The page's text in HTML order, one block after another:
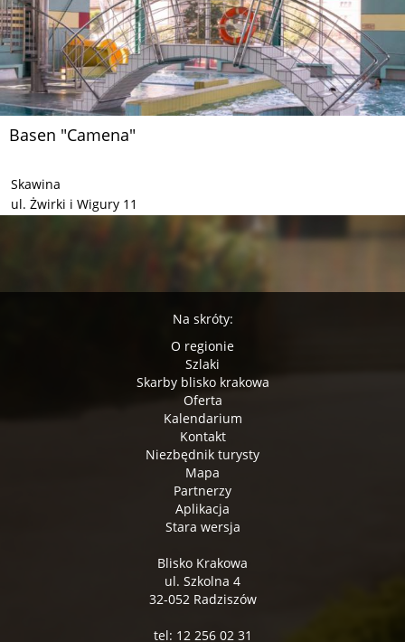
Basen "Camena"
Skawina
ul. Żwirki i Wigury 11
Na skróty:
O regionie
Szlaki
Skarby blisko krakowa
Oferta
Kalendarium
Kontakt
Niezbędnik turysty
Mapa
Partnerzy
Aplikacja
Stara wersja
Blisko Krakowa
ul. Szkolna 4
32-052 Radziszów
tel: 12 256 02 31